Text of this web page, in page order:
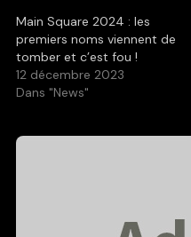
Main Square 2024 : les
premiers noms viennent de
tomber et c’est fou !
12 décembre 2023
Dans "News"